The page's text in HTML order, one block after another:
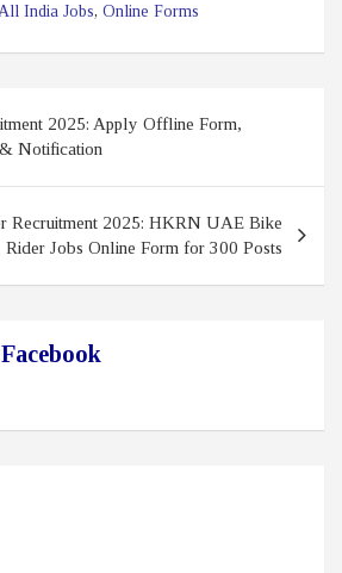
All India Jobs, Online Forms
2025: Apply Offline Form,
Notification
Recruitment 2025: HKRN UAE Bike
Rider Jobs Online Form for 300 Posts